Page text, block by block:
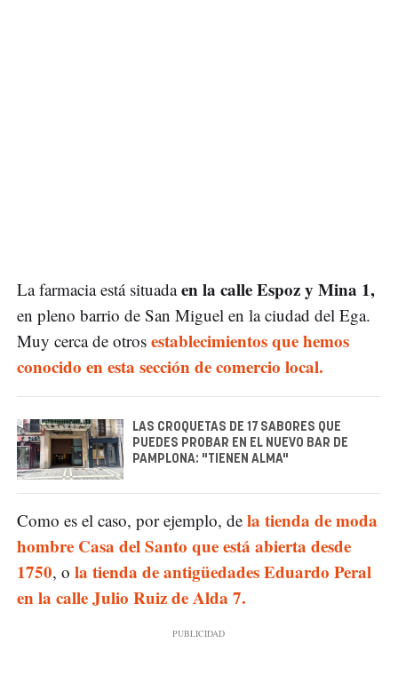
La farmacia está situadaen la calle Espoz y Mina 1,
en pleno barrio de San Miguel en la ciudad del Ega.
Muy cerca de otros establecimientos que hemos
conocido en esta sección de comercio local.
LAS CROQUETAS DE 17 SABORES QUE
PUEDES PROBAR EN EL NUEVO BAR DE
PAMPLONA: "TIENEN ALMA"
Como es el caso, por ejemplo, de la tienda de moda
hombre Casa del Santo que está abierta desde
1750, o la tienda de antigüedades Eduardo Peral
en la calle Julio Ruiz de Alda 7.